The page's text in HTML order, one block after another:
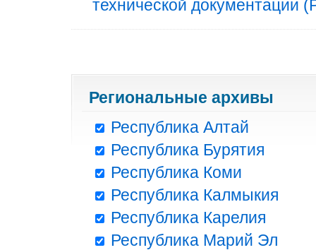
технической документации
Региональные архивы
Республика Алтай
Республика Бурятия
Республика Коми
Республика Калмыкия
Республика Карелия
Республика Марий Эл